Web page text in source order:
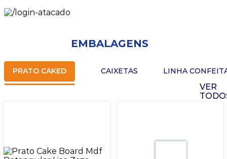
EMBALAGENS
PRATO CAKED CAIXETAS LINHA
VER